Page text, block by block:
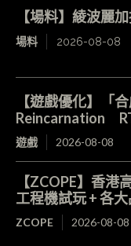
【場料】綾波麗
場料 2026-08-08
【遊戲優化】「
Reincarnation
遊戲 2026-08-08
【ZCOPE】香港
工程機試玩 + 各
ZCOPE 2026-08-08